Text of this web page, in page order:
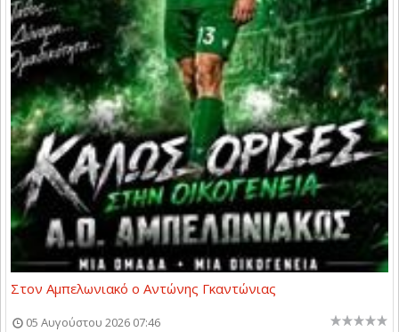
Στον Αμπελωνιακό ο Αντώνης Γκαντώνιας
05 Αυγούστου 2026 07:46